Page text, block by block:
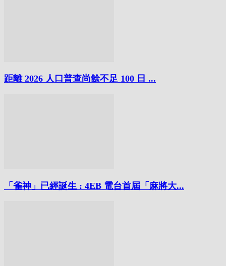
距離 2026 人口普查尚餘不足 100 日 ...
「雀神」已經誕生 : 4EB 電台首屆「麻將大...